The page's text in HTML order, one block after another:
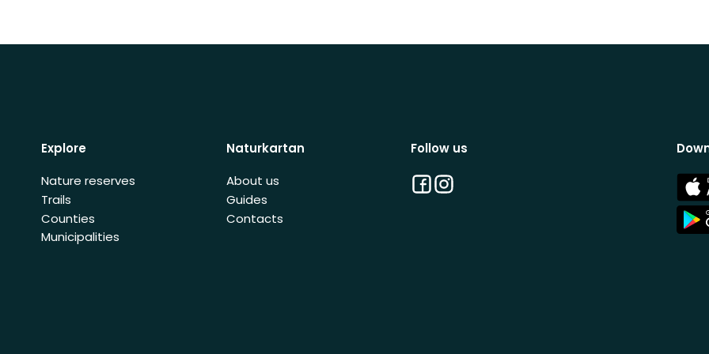
Explore
Nature reserves
Trails
Counties
Municipalities
Naturkartan
About us
Guides
Contacts
Follow us
Facebook
Instagram
App
Store
App
Store